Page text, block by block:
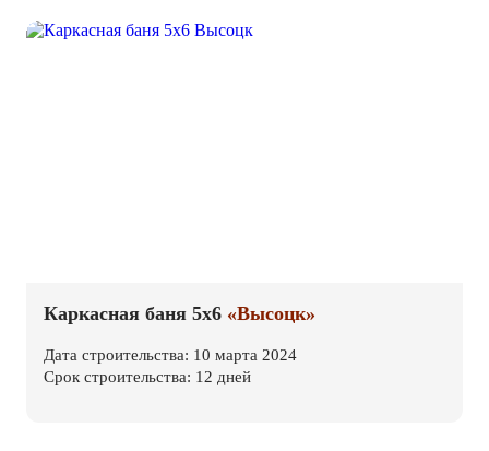
Каркасная баня 5х6 «Высоцк»
Дата строительства: 10 марта 2024
Срок строительства: 12 дней